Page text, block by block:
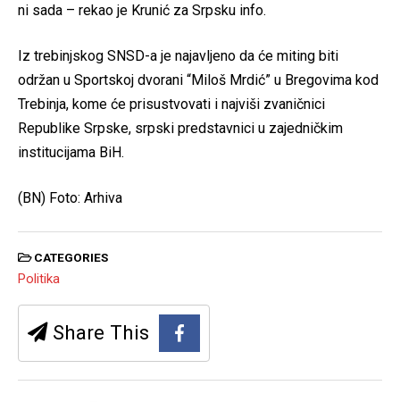
ni sada – rekao je Krunić za Srpsku info.
Iz trebinjskog SNSD-a je najavljeno da će miting biti
održan u Sportskoj dvorani “Miloš Mrdić” u Bregovima kod
Trebinja, kome će prisustvovati i najviši zvaničnici
Republike Srpske, srpski predstavnici u zajedničkim
institucijama BiH.
(BN) Foto: Arhiva
CATEGORIES
Politika
Share This